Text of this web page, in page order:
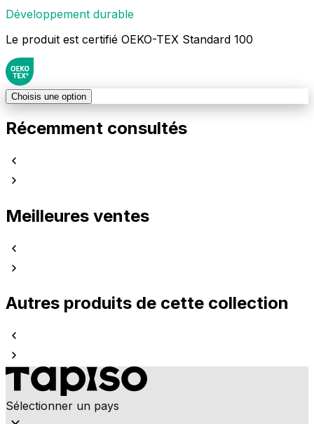
Développement durable
Le produit est certifié OEKO-TEX Standard 100
Choisis une option
Récemment consultés
Meilleures ventes
Autres produits de cette collection
Sélectionner un pays